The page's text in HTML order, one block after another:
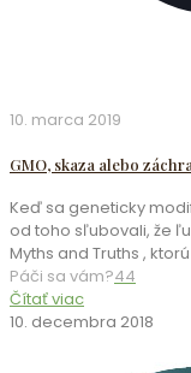
10. marca 2019
GMO, skaza alebo
Keď sa geneticky
od toho sľubovali, že
Myths and Truths ,
Páči sa vám?44
Čítať viac
10. decembra 2018